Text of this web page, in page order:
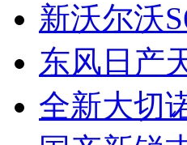
新沃尔沃
东风日产
全新大切